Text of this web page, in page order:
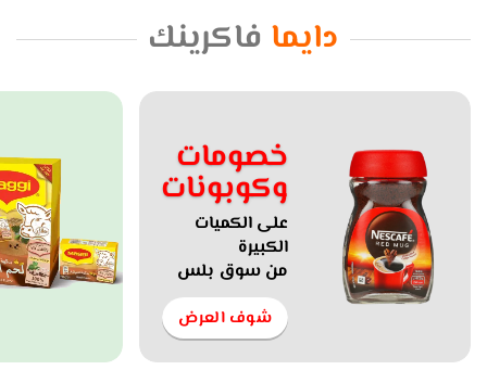
2,3450جنية
أعماق عسل نحل نواره زهره
برسيم 950 جم من المصنع
الكود: 6624000306074
أعماق عسل نحل نواره زهره
مباشره( جمله )عبر منتجات
6624000306081
دايما فاكرينك
خصومات
وكوبونات
على الكميات
الكبيرة
من سوق بلس
شوف العرض